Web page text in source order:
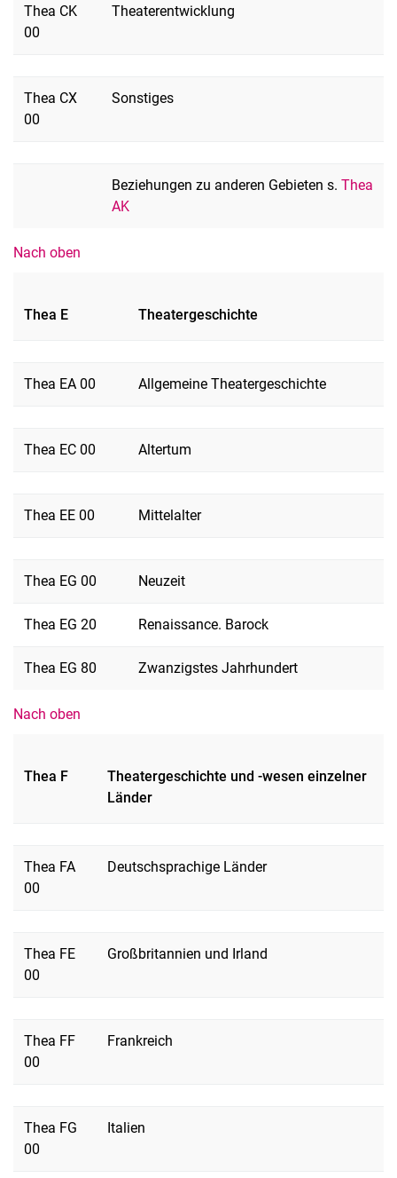
Thea CK
00
Theaterentwicklung
Thea CX
00
Sonstiges
Beziehungen zu anderen Gebieten s. Thea
AK
Nach oben
Thea E Theatergeschichte
Thea EA 00 Allgemeine Theatergeschichte
Thea EC 00 Altertum
Thea EE 00 Mittelalter
Thea EG 00 Neuzeit
Thea EG 20 Renaissance. Barock
Thea EG 80 Zwanzigstes Jahrhundert
Nach oben
Thea F
Theatergeschichte und -wesen einzelner
Länder
Thea FA
00
Deutschsprachige Länder
Thea FE
00
Großbritannien und Irland
Thea FF
00
Frankreich
Thea FG
00
Italien